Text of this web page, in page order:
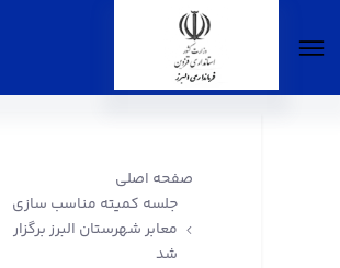
صفحه اصلی
جلسه کمیته مناسب سازی
معابر شهرستان البرز برگزار
شد